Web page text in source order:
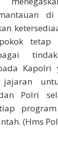
Kapolri
jajaran
Polri
(Hms